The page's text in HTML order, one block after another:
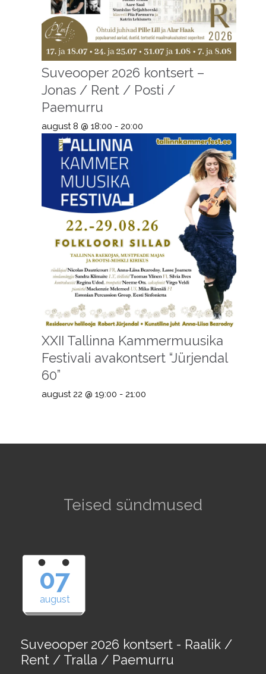
Suveooper 2026 kontsert –
Jonas / Rent / Posti /
Paemurru
august 8 @ 18:00 - 20:00
XXII Tallinna Kammermuusika
Festivali avakontsert “Jürjendal
60”
august 22 @ 19:00 - 21:00
Teised sündmused
07
august
Suveooper 2026 kontsert - Raalik /
Rent / Tralla / Paemurru